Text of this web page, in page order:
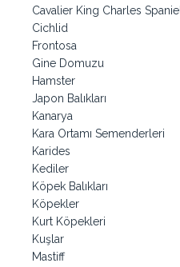
Cavalier King Charles Spaniel
Cichlid
Frontosa
Gine Domuzu
Hamster
Japon Balıkları
Kanarya
Kara Ortamı Semenderleri
Karides
Kediler
Köpek Balıkları
Köpekler
Kurt Köpekleri
Kuşlar
Mastiff